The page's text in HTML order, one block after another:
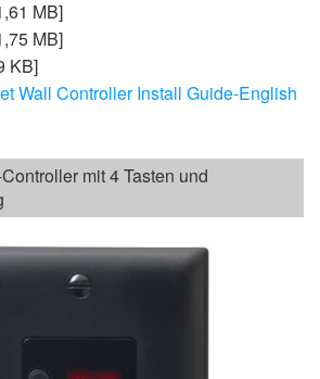
MB]
MB]
KB]
Wall Controller Install Guide-English
mit 4 Tasten und